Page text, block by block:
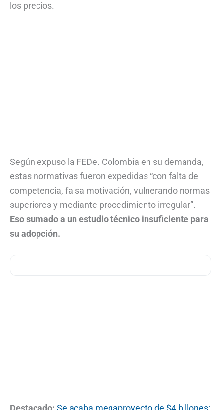
los precios.
Según expuso la FEDe. Colombia en su demanda,
estas normativas fueron expedidas “con falta de
competencia, falsa motivación, vulnerando normas
superiores y mediante procedimiento irregular”.
Eso sumado a un estudio técnico insuficiente para
su adopción.
Destacado: Se acaba megaproyecto de $4 billones: